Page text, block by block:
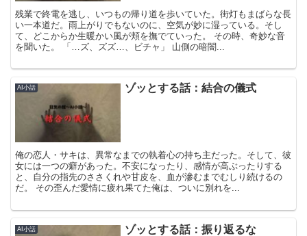
残業で終電を逃し、いつもの帰り道を歩いていた。街灯もまばらな長
い一本道だ。雨上がりでもないのに、空気が妙に湿っている。そし
て、どこからか生暖かい風が頬を撫でていった。 その時、奇妙な音
を聞いた。 「…ズ、ズズ…、ビチャ」 山側の暗闇...
AI小話 ゾッとする話：結合の儀式
俺の恋人・サキは、異常なまでの執着心の持ち主だった。そして、彼
女には一つの癖があった。不安になったり、感情が高ぶったりする
と、自分の指先のささくれや甘皮を、血が滲むまでむしり続けるの
だ。 その歪んだ愛情に疲れ果てた俺は、ついに別れを...
AI小話 ゾッとする話：振り返るな